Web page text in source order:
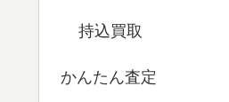
持込買取
かんたん査定